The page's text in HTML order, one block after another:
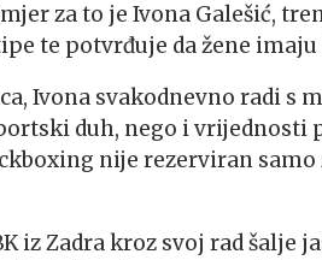
za to je Ivona Galešić,
te potvrđuje da žene
Ivona svakodnevno radi s
duh, nego i vrijednosti
nije rezerviran
iz Zadra kroz svoj rad